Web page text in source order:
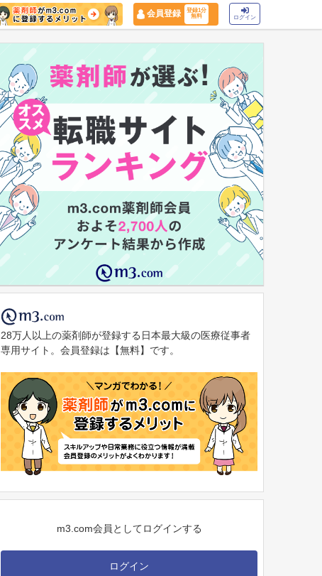
会員登録
登録1分
無料
ログイン
マイナ保険証
28万人以上の薬剤師が登録する日本最大級の医療従事者
専用サイト。会員登録は【無料】です。
m3.com会員としてログインする
ログイン